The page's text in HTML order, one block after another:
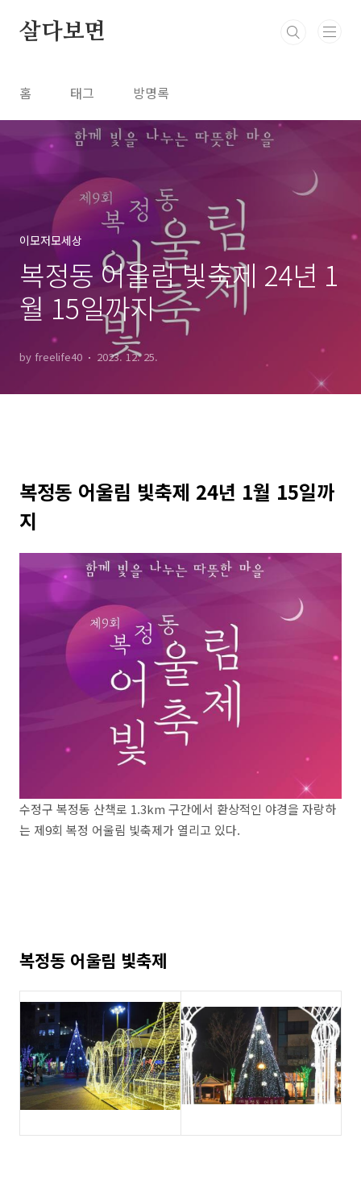
살다보면
홈 태그 방명록
이모저모세상
복정동 어울림 빛축제 24년 1
월 15일까지
by freelife40 2023. 12. 25.
복정동 어울림 빛축제 24년 1월 15일까
지
수정구 복정동 산책로 1.3km 구간에서 환상적인 야경을 자랑하
는 제9회 복정 어울림 빛축제가 열리고 있다.
복정동 어울림 빛축제